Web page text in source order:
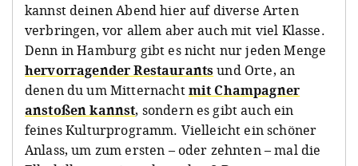
kannst deinen Abend hier auf diverse Arten
verbringen, vor allem aber auch mit viel Klasse.
Denn in Hamburg gibt es nicht nur jeden Menge
hervorragender Restaurants und Orte, an
denen du um Mitternachtmit Champagner
anstoßen kannst, sondern es gibt auch ein
feines Kulturprogramm. Vielleicht ein schöner
Anlass, um zum ersten – oder zehnten – mal die